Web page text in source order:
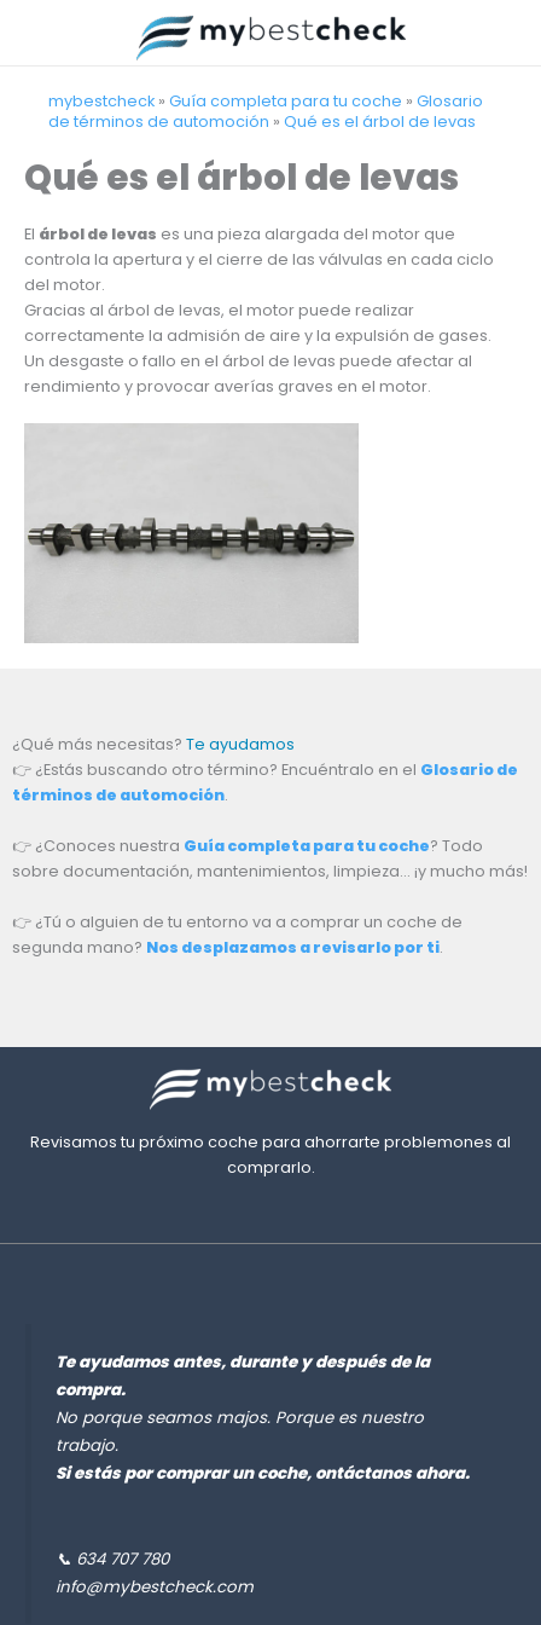
mybestcheck » Guía completa para tu coche » Glosario
de términos de automoción » Qué es el árbol de levas
Qué es el árbol de levas
El árbol de levas es una pieza alargada del motor que
controla la apertura y el cierre de las válvulas en cada ciclo
del motor.
Gracias al árbol de levas, el motor puede realizar
correctamente la admisión de aire y la expulsión de gases.
Un desgaste o fallo en el árbol de levas puede afectar al
rendimiento y provocar averías graves en el motor.
¿Qué más necesitas? Te ayudamos
👉 ¿Estás buscando otro término? Encuéntralo en el Glosario de
términos de automoción.
👉 ¿Conoces nuestra Guía completa para tu coche? Todo
sobre documentación, mantenimientos, limpieza… ¡y mucho más!
👉 ¿Tú o alguien de tu entorno va a comprar un coche de
segunda mano? Nos desplazamos a revisarlo por ti.
Revisamos tu próximo coche para ahorrarte problemones al
comprarlo.
Te ayudamos antes, durante y después de la
compra.
No porque seamos majos. Porque es nuestro
trabajo.
Si estás por comprar un coche, ontáctanos ahora.
📞 634 707 780
info@mybestcheck.com